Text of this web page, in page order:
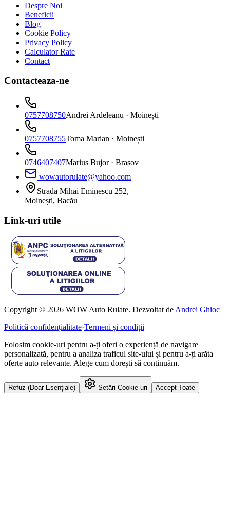
Despre Noi
Beneficii
Blog
Cookie Policy
Privacy Policy
Calculator Rate
Contact
Contacteaza-ne
0757708750Andrei Ardeleanu · Moinești
0757708755Toma Marian · Moinești
0746407407Marius Bujor · Brașov
wowautorulate@yahoo.com
Strada Mihai Eminescu 252,
Moinești, Bacău
Link-uri utile
Copyright © 2026 WOW Auto Rulate. Dezvoltat de Andrei Ghioc
Politică confidențialitate·Termeni și condiții
Folosim cookie-uri pentru a-ți oferi o experiență de navigare
personalizată, pentru a analiza traficul site-ului și pentru a-ți arăta
oferte auto relevante. Alege cum dorești să continuăm.
Refuz (Doar Esențiale) Setări Cookie-uri Accept Toate